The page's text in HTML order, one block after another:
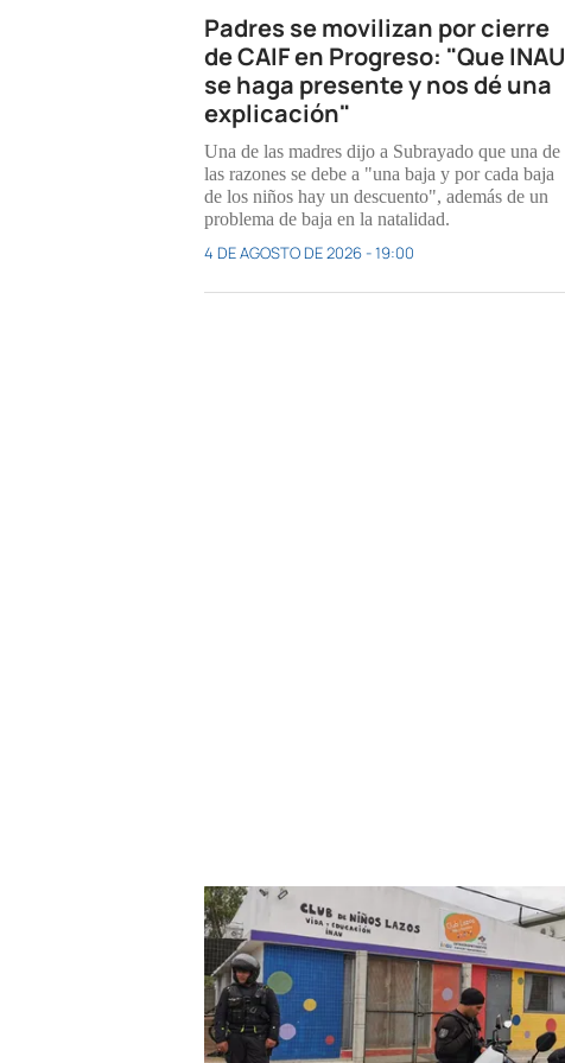
Padres se movilizan por cierre
de CAIF en Progreso: "Que INAU
se haga presente y nos dé una
explicación"
Una de las madres dijo a Subrayado que una de
las razones se debe a "una baja y por cada baja
de los niños hay un descuento", además de un
problema de baja en la natalidad.
4 DE AGOSTO DE 2026 - 19:00